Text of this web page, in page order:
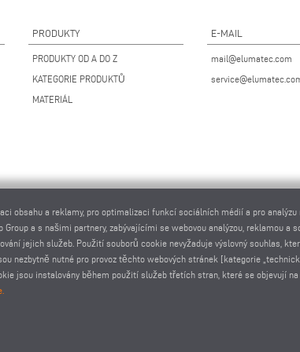
PRODUKTY
PRODUKTY OD A DO Z
KATEGORIE PRODUKTŮ
MATERIÁL
E-MAIL
mail@elumatec.com
obsahu a reklamy, pro optimalizaci funkcí sociálních médií a pro
Group a s našimi partnery, zabývajícími se webovou analýzou,
jejich služeb. Použití souborů cookie nevyžaduje výslovný souhlas,
nezbytně nutné pro provoz těchto webových stránek [kategorie
jsou instalovány během použití služeb třetích stran, které se objevují